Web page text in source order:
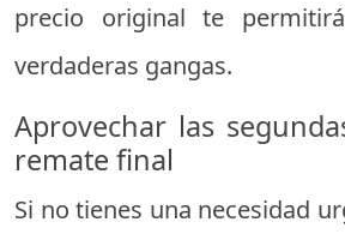
precio original te
verdaderas gangas.
Aprovechar las
remate final
Si no tienes una necesidad